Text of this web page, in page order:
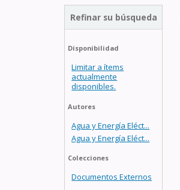
Refinar su búsqueda
Disponibilidad
Limitar a ítems
actualmente
disponibles.
Autores
Agua y Energía Eléct...
Agua y Energía Eléct...
Colecciones
Documentos Externos